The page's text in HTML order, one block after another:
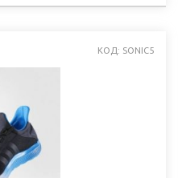
КОД: SONIC5